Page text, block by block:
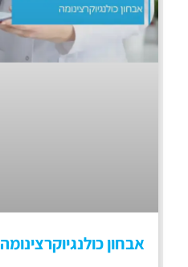
אבחון כולנגיוקרצינומה